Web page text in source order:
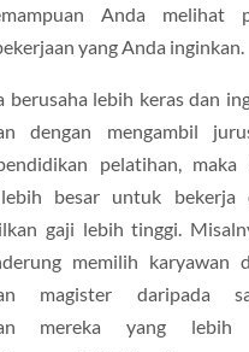
Anda melihat
yang Anda inginkan.
berusaha lebih keras dan
dengan mengambil
pelatihan, maka
besar untuk bekerja
gaji lebih tinggi.
memilih karyawan
magister daripada
mereka yang lebih